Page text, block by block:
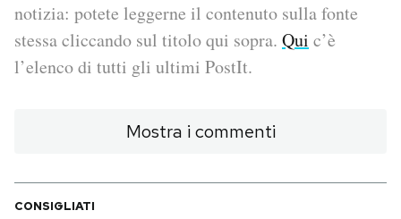
notizia: potete leggerne il contenuto sulla fonte
stessa cliccando sul titolo qui sopra. Qui c’è
l’elenco di tutti gli ultimi PostIt.
Mostra i commenti
CONSIGLIATI